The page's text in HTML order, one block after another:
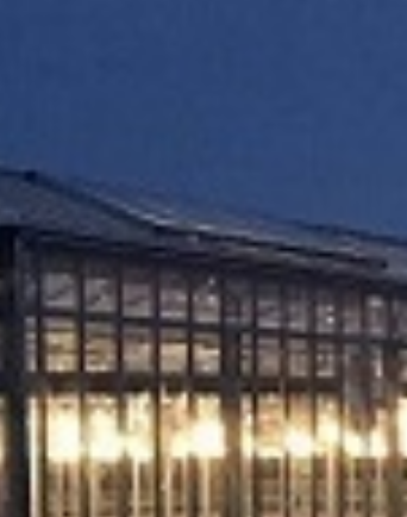
inostranstvo, molimo da nas kontaktirate za